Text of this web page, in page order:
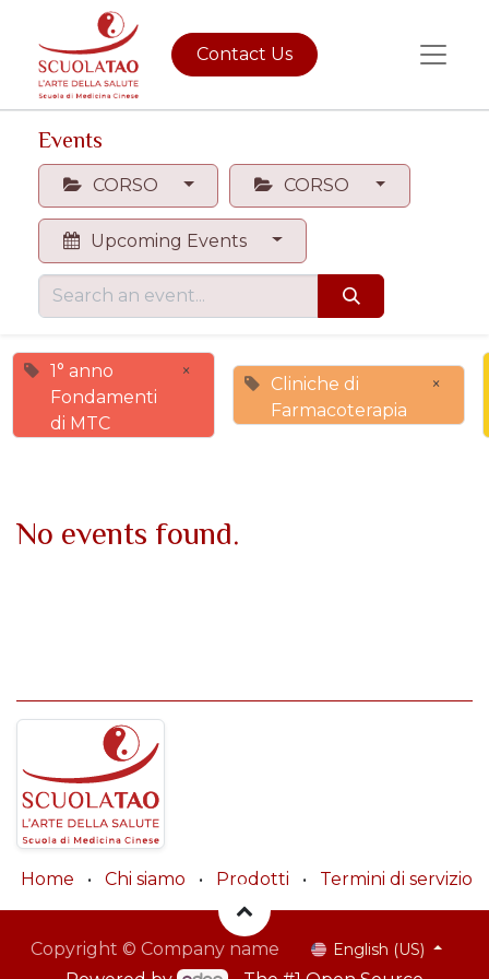
Contact Us
Events
CORSO CORSO
Upcoming Events
1° anno
Fondamenti
di MTC
×
Cliniche di
Farmacoterapia
×
No events found.
Home • Chi siamo • Prodotti • Termini di servizio
Copyright © Company name English (US)